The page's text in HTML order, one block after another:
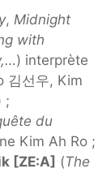
, Midnight
with
) interprète
김선우, Kim
;
du
Kim Ah Ro ;
[ZE:A] (The